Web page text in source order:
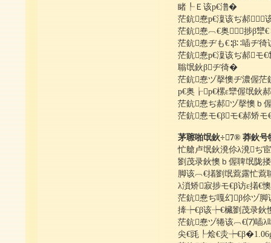
睹┞Ｅ该р€澛�
茫鈧惷р€澟该ぢ郝
茫鈧惷︹€奥∨捗β犫
茫鈧惷ヂも€∶β∷喢ヂ
茫鈧惷р€澟该ぢ郝モ
聬氓鈥βヂ徛�
茫鈧惷ヅ撀懊ヂ濃偓
р€奥┟р€樏ε犫偓氓鈥
茫鈧惷ぢ郝ヅ撀懊ｂ
茫鈧惷モ€βモ€郝矫
茅聺啪氓鈥÷7® 莽鈥
忙艙卢氓鈥溌伱λ溌ぢ
劉茂录鈥懊ｂ偓聛氓陇
脚该︹€撯劉氓藛露忙
λ溑矫寂捗モ€β访ε撯€
茫鈧惷ぢ嘎幻β伱ヅ
撁┾€β该┾€欌劉茂录鈥
茫鈧惷ヅ犈该︹€⑺喢λ
尖€毭┞烩€灻